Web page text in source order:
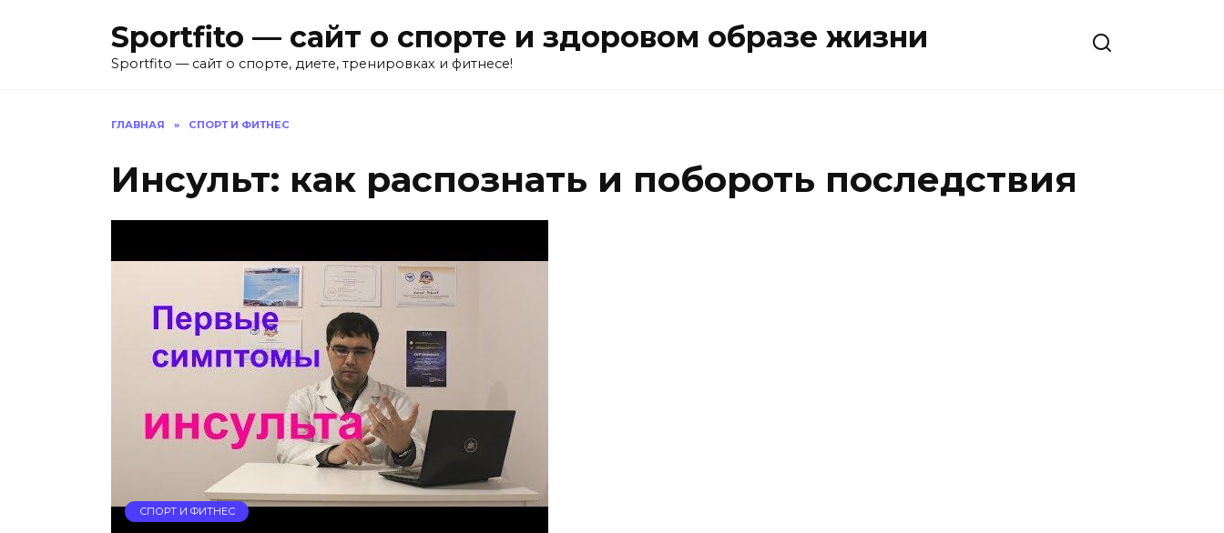
Sportfito — сайт о спорте и здоровом образе жизни
Sportfito — сайт о спорте, диете, тренировках и фитнесе!
ГЛАВНАЯ » СПОРТ И ФИТНЕС
Инсульт: как распознать и побороть последствия
СПОРТ И ФИТНЕС